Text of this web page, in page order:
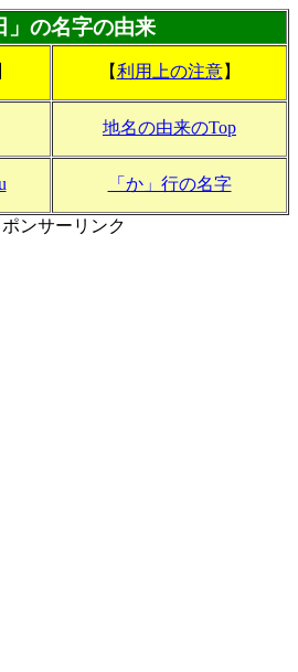
」の名字の由来
【利用上の注意】
地名の由来のTop
「か」行の名字
ポンサーリンク